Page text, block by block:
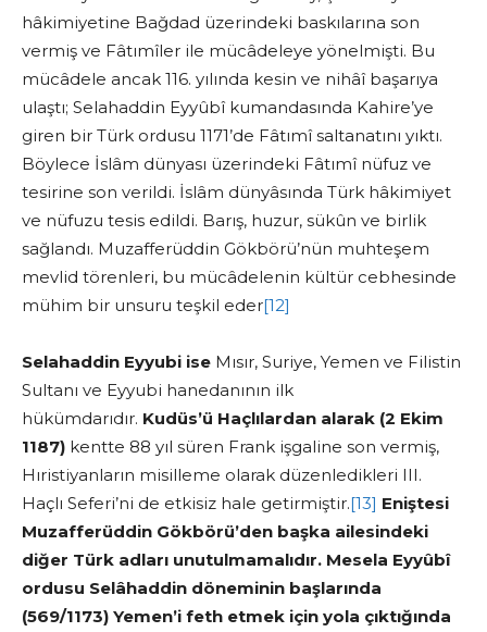
hâkimiyetine Bağdad üzerindeki baskılarına son
vermiş ve Fâtımîler ile mücâdeleye yönelmişti. Bu
mücâdele ancak 116. yılında kesin ve nihâî başarıya
ulaştı; Selahaddin Eyyûbî kumandasında Kahire’ye
giren bir Türk ordusu 1171’de Fâtımî saltanatını yıktı.
Böylece İslâm dünyası üzerindeki Fâtımî nüfuz ve
tesirine son verildi. İslâm dünyâsında Türk hâkimiyet
ve nüfuzu tesis edildi. Barış, huzur, sükûn ve birlik
sağlandı. Muzafferüddin Gökbörü’nün muhteşem
mevlid törenleri, bu mücâdelenin kültür cebhesinde
mühim bir unsuru teşkil eder[12]
Selahaddin Eyyubi ise Mısır, Suriye, Yemen ve Filistin
Sultanı ve Eyyubi hanedanının ilk
hükümdarıdır. Kudüs’ü Haçlılardan alarak (2 Ekim
1187) kentte 88 yıl süren Frank işgaline son vermiş,
Hıristiyanların misilleme olarak düzenledikleri III.
Haçlı Seferi’ni de etkisiz hale getirmiştir.[13] Eniştesi
Muzafferüddin Gökbörü’den başka ailesindeki
diğer Türk adları unutulmamalıdır. Mesela Eyyûbî
ordusu Selâhaddin döneminin başlarında
(569/1173) Yemen’i feth etmek için yola çıktığında